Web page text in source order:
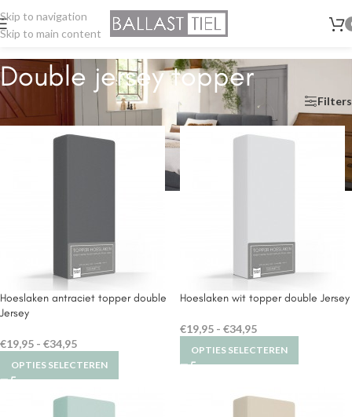
Skip to navigation
Skip to main content
Double jersey topper
Home Double jersey topper Filters
Hoeslaken antraciet topper double
Jersey
€19,95 - €34,95
OPTIES SELECTEREN
Hoeslaken wit topper double Jersey
€19,95 - €34,95
OPTIES SELECTEREN